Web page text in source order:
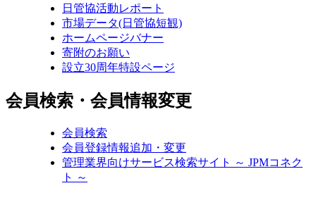
日管協活動レポート
市場データ(日管協短観)
ホームページバナー
寄附のお願い
設立30周年特設ページ
会員検索・会員情報変更
会員検索
会員登録情報追加・変更
管理業界向けサービス検索サイト ～ JPMコネク
ト ～